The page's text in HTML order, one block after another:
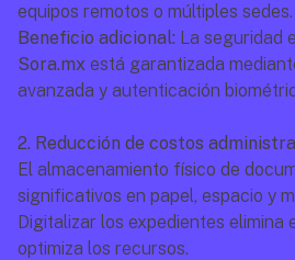
equipos remotos o múltiples sedes.
Beneficio adicional:
Sora.mx está garantizada
avanzada y autenticación
2. Reducción de costos
El almacenamiento físico de
significativos en papel, espacio y
Digitalizar los expedientes elimina
optimiza los recursos.